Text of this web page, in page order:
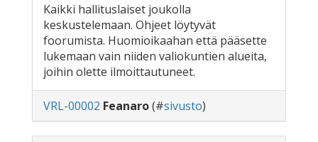
Kaikki hallituslaiset joukolla
keskustelemaan. Ohjeet löytyvät
foorumista. Huomioikaahan että pääsette
lukemaan vain niiden valiokuntien alueita,
joihin olette ilmoittautuneet.
VRL-00002 Feanaro(#sivusto)